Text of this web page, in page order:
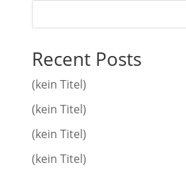
Recent Posts
(kein Titel)
(kein Titel)
(kein Titel)
(kein Titel)